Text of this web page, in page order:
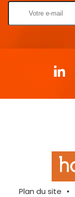
Plan du site